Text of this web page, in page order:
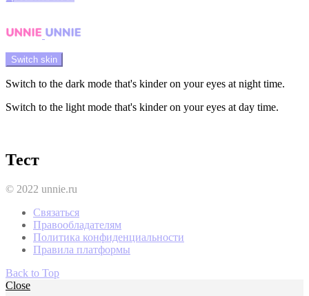
Switch skin
Switch to the dark mode that's kinder on your eyes at night time.
Switch to the light mode that's kinder on your eyes at day time.
Тест
© 2022 unnie.ru
Связаться
Правообладателям
Политика конфиденциальности
Правила платформы
Back to Top
Close